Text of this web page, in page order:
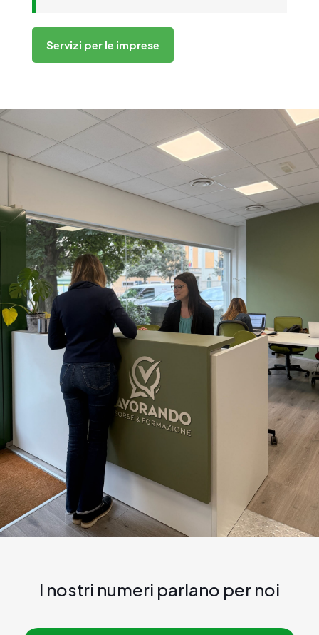
Servizi per le imprese
I nostri numeri parlano per noi